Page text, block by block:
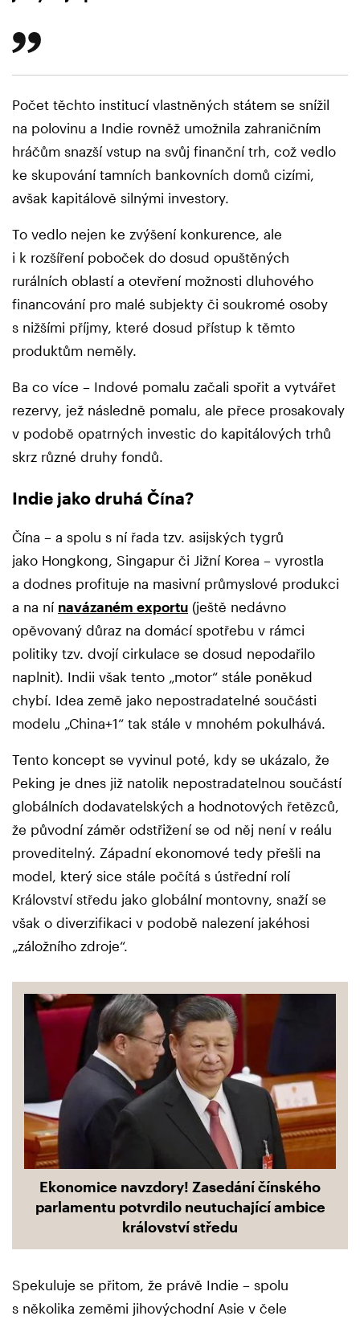
Počet těchto institucí vlastněných státem se snížil
na polovinu a Indie rovněž umožnila zahraničním
hráčům snazší vstup na svůj finanční trh, což vedlo
ke skupování tamních bankovních domů cizími,
avšak kapitálově silnými investory.
To vedlo nejen ke zvýšení konkurence, ale
i k rozšíření poboček do dosud opuštěných
rurálních oblastí a otevření možnosti dluhového
financování pro malé subjekty či soukromé osoby
s nižšími příjmy, které dosud přístup k těmto
produktům neměly.
Ba co více – Indové pomalu začali spořit a vytvářet
rezervy, jež následně pomalu, ale přece prosakovaly
v podobě opatrných investic do kapitálových trhů
skrz různé druhy fondů.
Indie jako druhá Čína?
Čína – a spolu s ní řada tzv. asijských tygrů
jako Hongkong, Singapur či Jižní Korea – vyrostla
a dodnes profituje na masivní průmyslové produkci
a na ní navázaném exportu (ještě nedávno
opěvovaný důraz na domácí spotřebu v rámci
politiky tzv. dvojí cirkulace se dosud nepodařilo
naplnit). Indii však tento „motor“ stále poněkud
chybí. Idea země jako nepostradatelné součásti
modelu „China+1“ tak stále v mnohém pokulhává.
Tento koncept se vyvinul poté, kdy se ukázalo, že
Peking je dnes již natolik nepostradatelnou součástí
globálních dodavatelských a hodnotových řetězců,
že původní záměr odstřižení se od něj není v reálu
proveditelný. Západní ekonomové tedy přešli na
model, který sice stále počítá s ústřední rolí
Království středu jako globální montovny, snaží se
však o diverzifikaci v podobě nalezení jakéhosi
„záložního zdroje“.
Ekonomice navzdory! Zasedání čínského
parlamentu potvrdilo neutuchající ambice
království středu
Spekuluje se přitom, že právě Indie – spolu
s několika zeměmi jihovýchodní Asie v čele